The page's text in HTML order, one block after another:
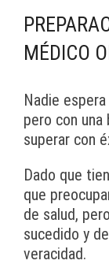
MÉDICO
Nadie
pero con una
superar con
Dado que
que
de salud,
sucedido y
veracidad.